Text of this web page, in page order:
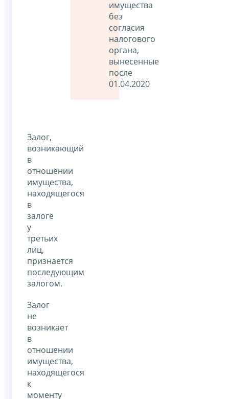
имущества
без
согласия
налогового
органа,
вынесенные
после
01.04.2020
Залог,
возникающий
в
отношении
имущества,
находящегося
в
залоге
у
третьих
лиц,
признается
последующим
залогом.
Залог
не
возникает
в
отношении
имущества,
находящегося
к
моменту